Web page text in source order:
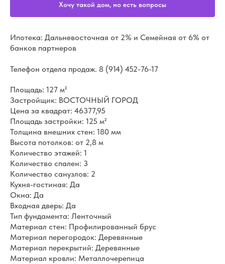
Хочу такой дом, но есть вопросы
Ипотека: Дальневосточная от 2% и Семейная от 6% от
банков партнеров
Телефон отдела продаж. 8 (914) 452-76-17
Площадь: 127 м²
Застройщик: ВОСТОЧНЫЙ ГОРОД
Цена за квадрат: 46377,95
Площадь застройки: 125 м²
Толщина внешних стен: 180 мм
Высота потолков: от 2,8 м
Количество этажей: 1
Количество спален: 3
Количество санузлов: 2
Кухня-гостиная: Да
Окна: Да
Входная дверь: Да
Тип фундамента: Ленточный
Материал стен: Профилированный брус
Материал перегородок: Деревянные
Материал перекрытий: Деревянные
Материал кровли: Металлочерепица